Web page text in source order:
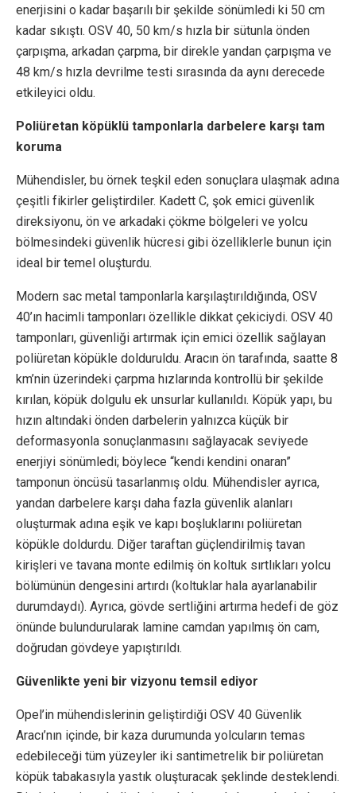
enerjisini o kadar başarılı bir şekilde sönümledi ki 50 cm
kadar sıkıştı. OSV 40, 50 km/s hızla bir sütunla önden
çarpışma, arkadan çarpma, bir direkle yandan çarpışma ve
48 km/s hızla devrilme testi sırasında da aynı derecede
etkileyici oldu.
Poliüretan köpüklü tamponlarla darbelere karşı tam
koruma
Mühendisler, bu örnek teşkil eden sonuçlara ulaşmak adına
çeşitli fikirler geliştirdiler. Kadett C, şok emici güvenlik
direksiyonu, ön ve arkadaki çökme bölgeleri ve yolcu
bölmesindeki güvenlik hücresi gibi özelliklerle bunun için
ideal bir temel oluşturdu.
Modern sac metal tamponlarla karşılaştırıldığında, OSV
40’ın hacimli tamponları özellikle dikkat çekiciydi. OSV 40
tamponları, güvenliği artırmak için emici özellik sağlayan
poliüretan köpükle dolduruldu. Aracın ön tarafında, saatte 8
km’nin üzerindeki çarpma hızlarında kontrollü bir şekilde
kırılan, köpük dolgulu ek unsurlar kullanıldı. Köpük yapı, bu
hızın altındaki önden darbelerin yalnızca küçük bir
deformasyonla sonuçlanmasını sağlayacak seviyede
enerjiyi sönümledi; böylece “kendi kendini onaran”
tamponun öncüsü tasarlanmış oldu. Mühendisler ayrıca,
yandan darbelere karşı daha fazla güvenlik alanları
oluşturmak adına eşik ve kapı boşluklarını poliüretan
köpükle doldurdu. Diğer taraftan güçlendirilmiş tavan
kirişleri ve tavana monte edilmiş ön koltuk sırtlıkları yolcu
bölümünün dengesini artırdı (koltuklar hala ayarlanabilir
durumdaydı). Ayrıca, gövde sertliğini artırma hedefi de göz
önünde bulundurularak lamine camdan yapılmış ön cam,
doğrudan gövdeye yapıştırıldı.
Güvenlikte yeni bir vizyonu temsil ediyor
Opel’in mühendislerinin geliştirdiği OSV 40 Güvenlik
Aracı’nın içinde, bir kaza durumunda yolcuların temas
edebileceği tüm yüzeyler iki santimetrelik bir poliüretan
köpük tabakasıyla yastık oluşturacak şeklinde desteklendi.